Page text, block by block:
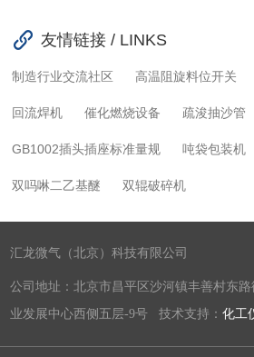
友情链接 / LINKS
制造行业交流社区 高温阻旋料位开关
回流焊机 催化燃烧设备 疏浚抽沙管
GB1002插头插座标准量规 吨袋包装机
双吗啉二乙基醚 双辊破碎机
汇龙微气（北京）科技有限公司
公司地址：北京市昌平区沙河镇丰善村东
业发展中心西侧五层-9号 技术支持：化工